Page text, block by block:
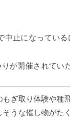
中止になっている
が開催されてい
もぎ取り体験や種
そうな催し物がた